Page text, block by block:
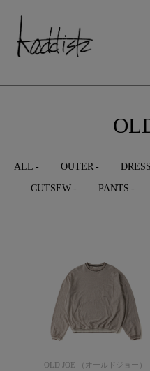
ALL OUTER
CUTSEW PANTS
OLD JOE （オールドジョー）